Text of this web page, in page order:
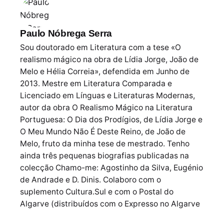
Paulo Nóbrega Serra
Sou doutorado em Literatura com a tese «O
realismo mágico na obra de Lídia Jorge, João de
Melo e Hélia Correia», defendida em Junho de
2013. Mestre em Literatura Comparada e
Licenciado em Línguas e Literaturas Modernas,
autor da obra O Realismo Mágico na Literatura
Portuguesa: O Dia dos Prodígios, de Lídia Jorge e
O Meu Mundo Não É Deste Reino, de João de
Melo, fruto da minha tese de mestrado. Tenho
ainda três pequenas biografias publicadas na
colecção Chamo-me: Agostinho da Silva, Eugénio
de Andrade e D. Dinis. Colaboro com o
suplemento Cultura.Sul e com o Postal do
Algarve (distribuídos com o Expresso no Algarve